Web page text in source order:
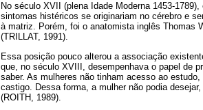
No século XVII (plena Idade Moderna 1453-
sintomas histéricos se originariam no cérebro e
à matriz. Porém, foi o anatomista inglês Thomas
(TRILLAT, 1991).
Essa posição pouco alterou a associação
que, no século XVIII, desempenhava o papel de
saber. As mulheres não tinham acesso ao
castigo. Dessa forma, a mulher não podia
(ROITH, 1989).